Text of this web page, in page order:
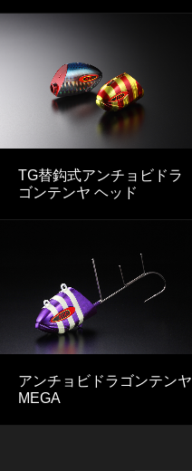
TG替鈎式アンチョビドラ
ゴンテンヤ ヘッド
アンチョビドラゴンテンヤ
MEGA